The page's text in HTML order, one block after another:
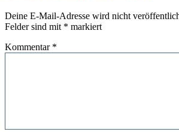
Deine E-Mail-Adresse wird nicht
Felder sind mit * markiert
Kommentar *